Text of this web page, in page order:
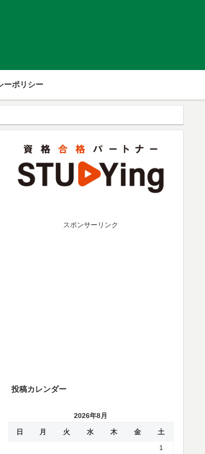
ーポリシー
スポンサーリンク
投稿カレンダー
2026年8月
日 月 火 水 木 金
土
1